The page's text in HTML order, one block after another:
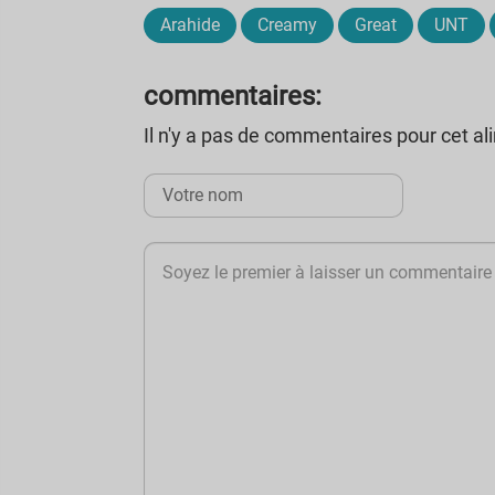
Arahide Creamy Great UNT
commentaires:
Il n'y a pas de commentaires pour cet